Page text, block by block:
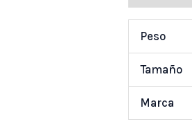
Peso
Tamaño
Marca